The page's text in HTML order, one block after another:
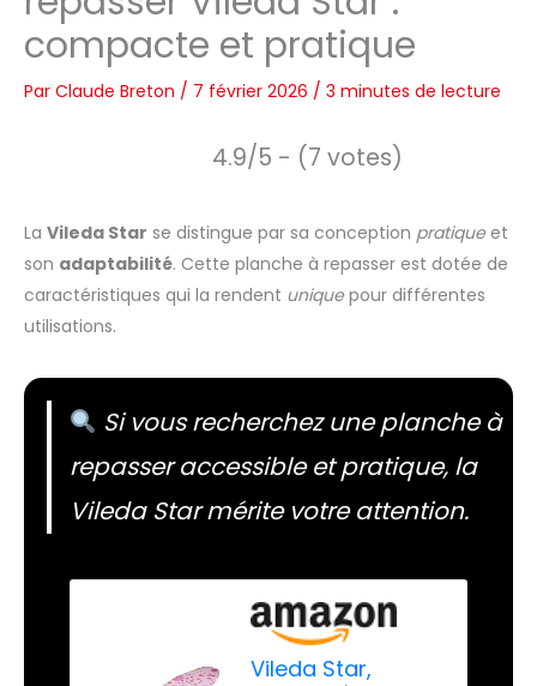
compacte et pratique
Par Claude Breton / 7 février 2026 / 3 minutes de lecture
4.9/5 - (7 votes)
La Vileda Star se distingue par sa conception pratiqueet
son adaptabilité. Cette planche à repasser est dotée de
caractéristiques qui la rendent uniquepour différentes
utilisations.
Si vous recherchez une planche à
repasser accessible et pratique, la
Vileda Star mérite votre attention.
Vileda Star,